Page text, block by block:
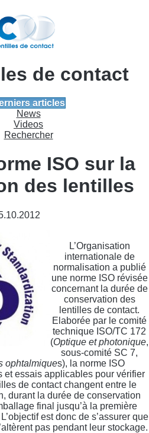
de contact
articles
News
Videos
Rechercher
ISO sur la
des lentilles
L’Organisation
internationale de
normalisation a publié
une norme ISO révisée
concernant la durée de
conservation des
lentilles de contact.
Elaborée par le comité
technique ISO/TC 172
(Optique et photonique,
sous-comité SC 7,
ophtalmiques), la norme ISO
et essais applicables pour vérifier
de contact changent entre le
durant la durée de conservation
final jusqu’à la première
est donc de s’assurer que
pas pendant leur stockage.